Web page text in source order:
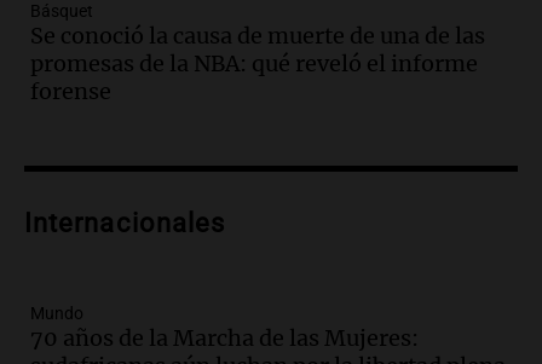
Audio.
edificios y una casa del estudiante para
jóvenes de la región
Panorama Federal
Audio.Preparativos finales para la gran
Bulaya este sábado
Audio.
Congreso y evacuación por derrame de
Básquet
Se conoció la causa de muerte de una de las
promesas de la NBA: qué reveló el informe
forense
Internacionales
Mundo
70 años de la Marcha de las Mujeres: